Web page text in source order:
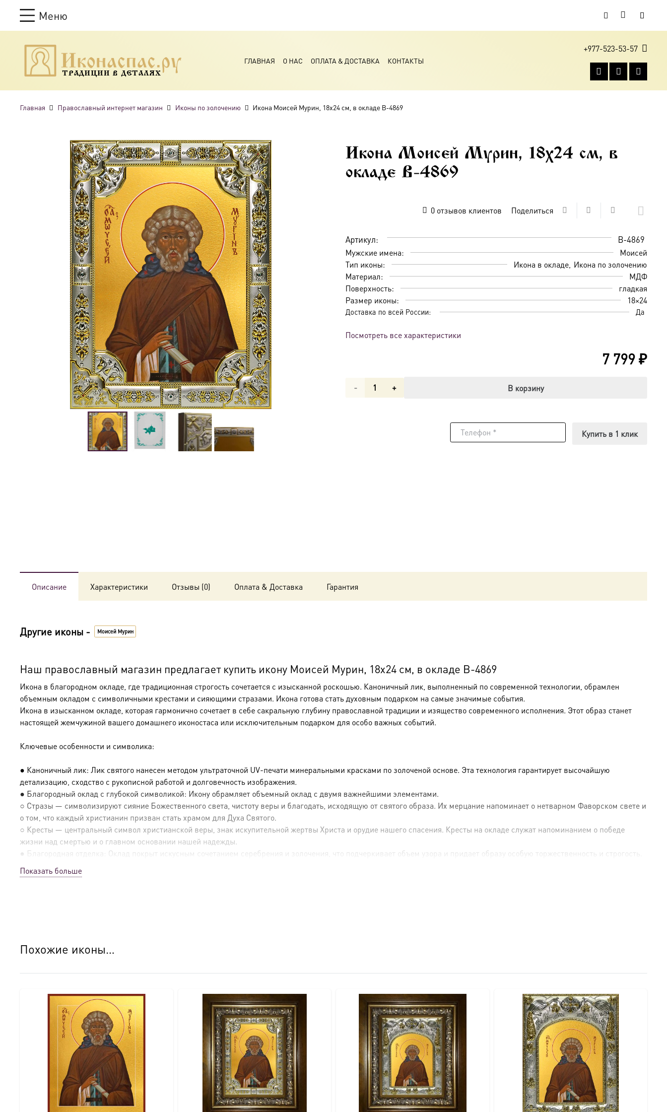
Меню
ТРАДИЦИИ В ДЕТАЛЯХ
ГЛАВНАЯ О НАС ОПЛАТА & ДОСТАВКА КОНТАКТЫ
+977-523-53-57
Главная Православный интернет магазин Иконы по золочению Икона Моисей Мурин, 18х24 см, в окладе B-4869
Икона Моисей Мурин, 18х24 см, в
окладе B-4869
0отзывов клиентов Поделиться
Артикул: B-4869
Мужские имена:
Моисей
Тип иконы:
Икона в окладе Икона по золочению
Материал:
МДФ
Поверхность:
гладкая
Размер иконы:
18×24
Доставка по всей России: Да
Посмотреть все характеристики
7 799₽
Количество
В корзину
Купить в 1 клик
Описание Характеристики Отзывы (0) Оплата & Доставка Гарантия
Другие иконы - Моисей Мурин
Наш православный магазин предлагает купить икону Моисей Мурин, 18х24 см, в окладе B-4869
Икона в благородном окладе, где традиционная строгость сочетается с изысканной роскошью. Каноничный лик, выполненный по современной технологии, обрамлен
объемным окладом с символичными крестами и сияющими стразами. Икона готова стать духовным подарком на самые значимые события.
Икона в изысканном окладе, которая гармонично сочетает в себе сакральную глубину православной традиции и изящество современного исполнения. Этот образ станет
настоящей жемчужиной вашего домашнего иконостаса или исключительным подарком для особо важных событий.
Ключевые особенности и символика:
● Каноничный лик: Лик святого нанесен методом ультраточной UV-печати минеральными красками по золоченой основе. Эта технология гарантирует высочайшую
детализацию, сходство с рукописной работой и долговечность изображения.
● Благородный оклад с глубокой символикой: Икону обрамляет объемный оклад с двумя важнейшими элементами.
○ Стразы — символизируют сияние Божественного света, чистоту веры и благодать, исходящую от святого образа. Их мерцание напоминает о нетварном Фаворском свете и
о том, что каждый христианин призван стать храмом для Духа Святого.
○ Кресты — центральный символ христианской веры, знак искупительной жертвы Христа и орудие нашего спасения. Кресты на окладе служат напоминанием о победе
жизни над смертью и о главном основании нашей надежды.
● Благородная отделка: Оклад покрыт искусным сочетанием серебрения и золочения, что подчеркивает объем узора и придает образу особую торжественность и строгость.
● Эксклюзивные детали:
● Основа: МДФ.
● Техника нанесения лика: Цифровая UV-печать минеральными красками по золочению.
● Оклад: Объемный штампованный оклад с узором (кресты и стразы).
● Покрытие оклада: Серебрение и золочение.
● Оборот: Натуральный шпон, сертификат, петелька.
● Комплектация: Подарочная коробка.
● Освящение: Производство освящено.
Идеальный подарок:
Показать больше
Похожие иконы…